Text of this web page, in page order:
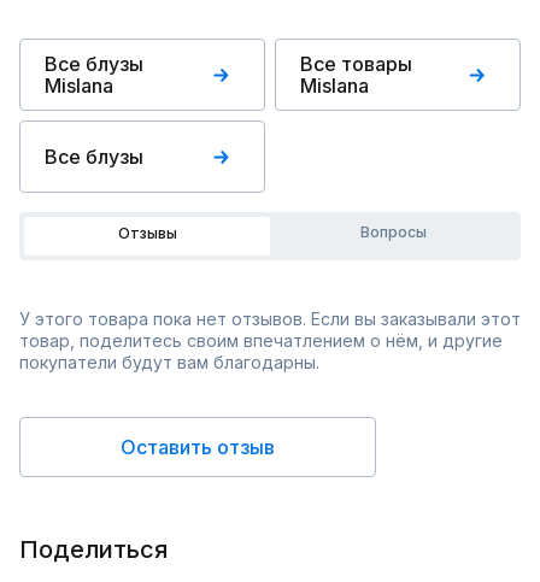
Все блузы
Mislana
Все товары
Mislana
Все блузы
Отзывы Вопросы
У этого товара пока нет отзывов. Если вы заказывали этот
товар, поделитесь своим впечатлением о нём, и другие
покупатели будут вам благодарны.
Оставить отзыв
Поделиться